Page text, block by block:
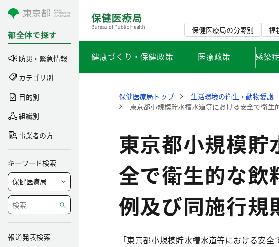
コンテンツにスキップ
都全体で探す
防災・緊急情報
カテゴリ別
目的別
組織別
事業者の方
キーワード検索
報道発表検索
保健医療局の分野別 福
健康づくり・保健政策 医療政策 感染
保健医療局トップ 生活環境の衛生・動物愛護
東京都小規模貯水槽水道等における安全で衛
東京都小規模貯
全で衛生的な飲
例及び同施行規
「東京都小規模貯水槽水道等における安